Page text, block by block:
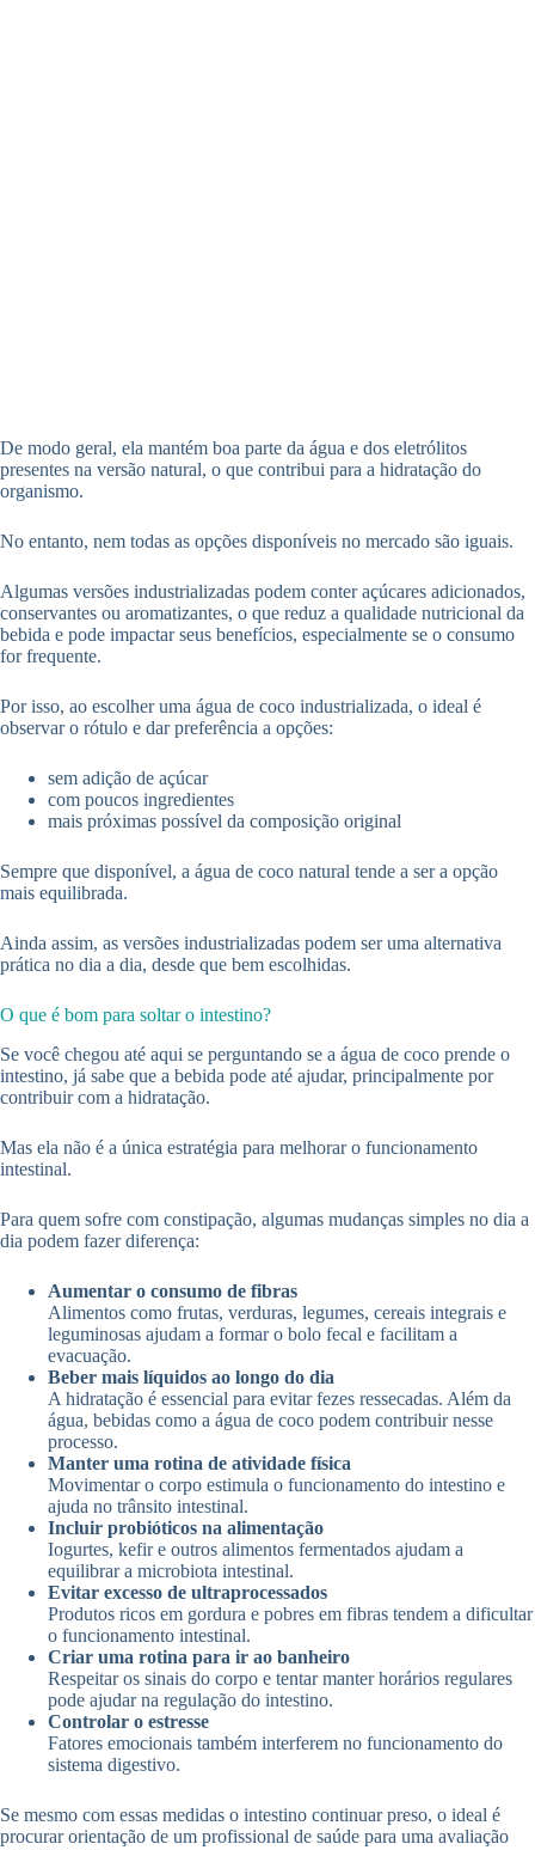
De modo geral, ela mantém boa parte da água e dos eletrólitos
presentes na versão natural, o que contribui para a hidratação do
organismo.
No entanto, nem todas as opções disponíveis no mercado são iguais.
Algumas versões industrializadas podem conter açúcares adicionados,
conservantes ou aromatizantes, o que reduz a qualidade nutricional da
bebida e pode impactar seus benefícios, especialmente se o consumo
for frequente.
Por isso, ao escolher uma água de coco industrializada, o ideal é
observar o rótulo e dar preferência a opções:
sem adição de açúcar
com poucos ingredientes
mais próximas possível da composição original
Sempre que disponível, a água de coco natural tende a ser a opção
mais equilibrada.
Ainda assim, as versões industrializadas podem ser uma alternativa
prática no dia a dia, desde que bem escolhidas.
O que é bom para soltar o intestino?
Se você chegou até aqui se perguntando se a água de coco prende o
intestino, já sabe que a bebida pode até ajudar, principalmente por
contribuir com a hidratação.
Mas ela não é a única estratégia para melhorar o funcionamento
intestinal.
Para quem sofre com constipação, algumas mudanças simples no dia a
dia podem fazer diferença:
Aumentar o consumo de fibras
Alimentos como frutas, verduras, legumes, cereais integrais e
leguminosas ajudam a formar o bolo fecal e facilitam a
evacuação.
Beber mais líquidos ao longo do dia
A hidratação é essencial para evitar fezes ressecadas. Além da
água, bebidas como a água de coco podem contribuir nesse
processo.
Manter uma rotina de atividade física
Movimentar o corpo estimula o funcionamento do intestino e
ajuda no trânsito intestinal.
Incluir probióticos na alimentação
Iogurtes, kefir e outros alimentos fermentados ajudam a
equilibrar a microbiota intestinal.
Evitar excesso de ultraprocessados
Produtos ricos em gordura e pobres em fibras tendem a dificultar
o funcionamento intestinal.
Criar uma rotina para ir ao banheiro
Respeitar os sinais do corpo e tentar manter horários regulares
pode ajudar na regulação do intestino.
Controlar o estresse
Fatores emocionais também interferem no funcionamento do
sistema digestivo.
Se mesmo com essas medidas o intestino continuar preso, o ideal é
procurar orientação de um profissional de saúde para uma avaliação